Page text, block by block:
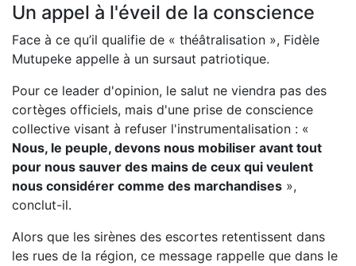
Un appel à l'éveil de la conscience
Face à ce qu’il qualifie de « théâtralisation », Fidèle
Mutupeke appelle à un sursaut patriotique.
Pour ce leader d'opinion, le salut ne viendra pas des
cortèges officiels, mais d'une prise de conscience
collective visant à refuser l'instrumentalisation : «
Nous, le peuple, devons nous mobiliser avant tout
pour nous sauver des mains de ceux qui veulent
nous considérer comme des marchandises »,
conclut-il.
Alors que les sirènes des escortes retentissent dans
les rues de la région, ce message rappelle que dans le